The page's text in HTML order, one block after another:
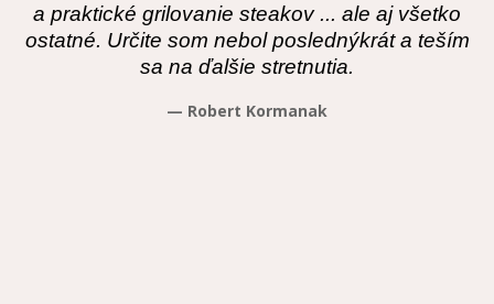
a praktické grilovanie steakov ... ale aj všetko
ostatné. Určite som nebol poslednýkrát a teším
sa na ďalšie stretnutia.
— Robert Kormanak